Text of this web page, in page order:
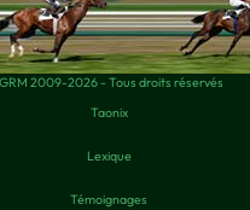
2009-2026 - Tous droits réservés
Taonix
Lexique
Témoignages